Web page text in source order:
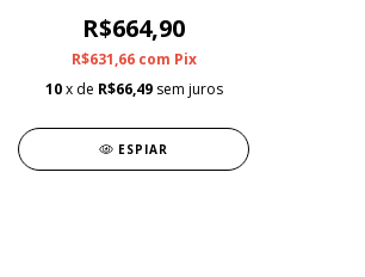
R$664,90
R$631,66 com Pix
10 x de R$66,49 sem juros
ESPIAR